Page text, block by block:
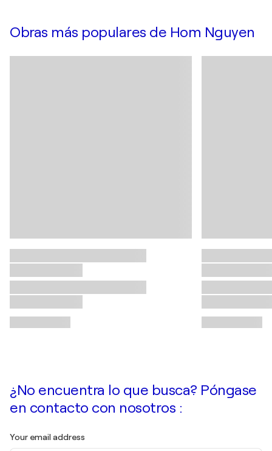
Obras más populares de Hom Nguyen
¿No encuentra lo que busca? Póngase
en contacto con nosotros :
Your email address